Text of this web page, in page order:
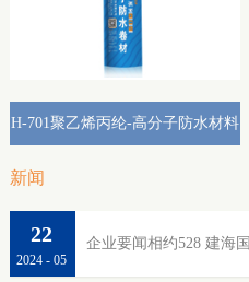
H-701聚乙烯丙纶-高分子防水材料
新闻
2024 - 05
22